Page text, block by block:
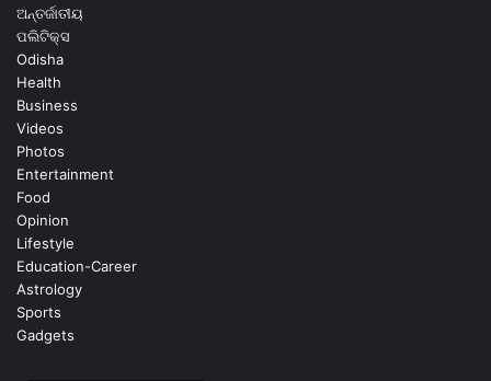
ଅନ୍ତର୍ଜାତୀୟ
ପଲିଟିକ୍ସ
Odisha
Health
Business
Videos
Photos
Entertainment
Food
Opinion
Lifestyle
Education-Career
Astrology
Sports
Gadgets